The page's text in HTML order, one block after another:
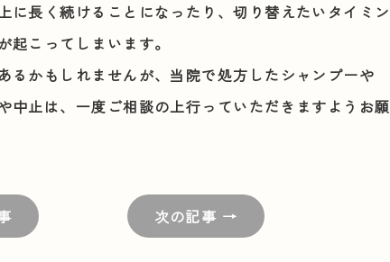
に長く続けることになったり、切り替えたいタイミン
起こってしまいます。
るかもしれませんが、当院で処方したシャンプーや
中止は、一度ご相談の上行っていただきますようお願
次の記事 →